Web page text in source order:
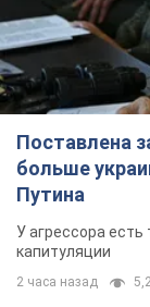
Поставлена
больше
Путина
У агрессора
капитуляции
2 часа назад